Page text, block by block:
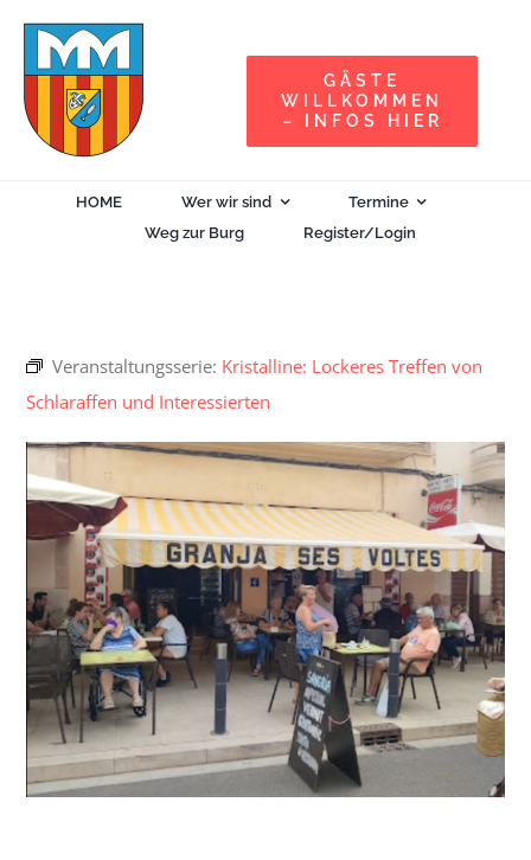
Zum
springen
GÄSTE
WILLKOMMEN
– INFOS HIER
HOME Wer wir sind
Termine
Weg zur Burg
Register/Login
Veranstaltungsserie: Kristalline: Lockeres Treffen von
Schlaraffen und Interessierten